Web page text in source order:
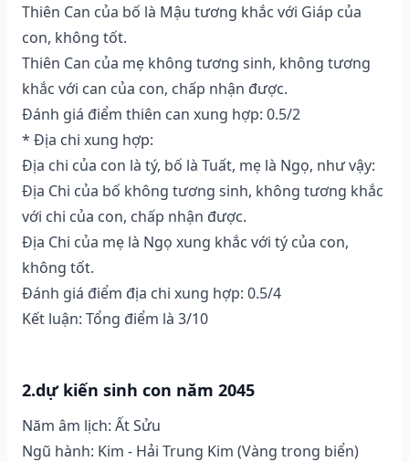
Thiên Can của bố là Mậu tương khắc với Giáp của
con, không tốt.
Thiên Can của mẹ không tương sinh, không tương
khắc với can của con, chấp nhận được.
Đánh giá điểm thiên can xung hợp: 0.5/2
* Địa chi xung hợp:
Địa chi của con là tý, bố là Tuất, mẹ là Ngọ, như vậy:
Địa Chi của bố không tương sinh, không tương khắc
với chi của con, chấp nhận được.
Địa Chi của mẹ là Ngọ xung khắc với tý của con,
không tốt.
Đánh giá điểm địa chi xung hợp: 0.5/4
Kết luận: Tổng điểm là 3/10
2.dự kiến sinh con năm 2045
Năm âm lịch: Ất Sửu
Ngũ hành: Kim - Hải Trung Kim (Vàng trong biển)